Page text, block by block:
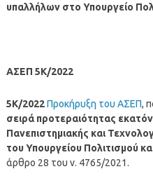
υπαλλήλων στο Υπουργείο
ΑΣΕΠ 5Κ/2022
5Κ/2022Προκήρυξη του ΑΣΕΠ,
σειρά προτεραιότητας
Πανεπιστημιακής και
του Υπουργείου Πολιτισμού
άρθρο 28 του ν. 4765/2021.